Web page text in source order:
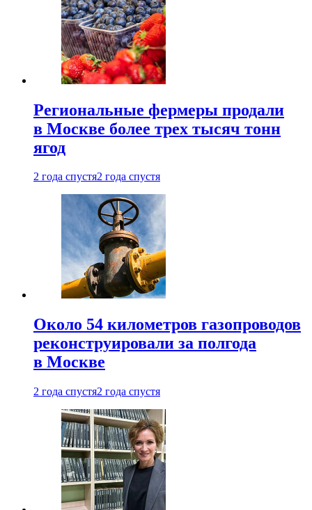
Региональные фермеры продали
в Москве более трех тысяч тонн
ягод
2 года спустя2 года спустя
Около 54 километров газопроводов
реконструировали за полгода
в Москве
2 года спустя2 года спустя